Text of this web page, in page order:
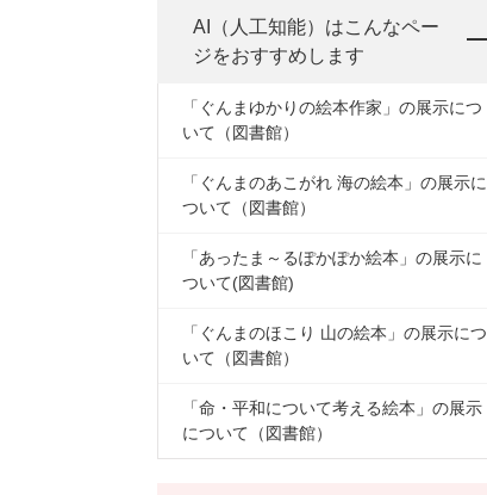
AI（人工知能）はこんなペー
ジをおすすめします
「ぐんまゆかりの絵本作家」の展示につ
いて（図書館）
「ぐんまのあこがれ 海の絵本」の展示に
ついて（図書館）
「あったま～るぽかぽか絵本」の展示に
ついて(図書館)
「ぐんまのほこり 山の絵本」の展示につ
いて（図書館）
「命・平和について考える絵本」の展示
について（図書館）